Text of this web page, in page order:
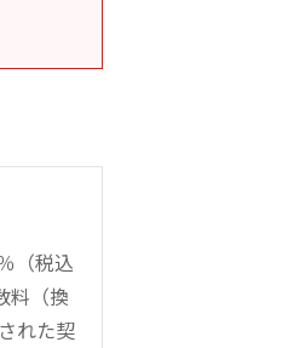
（税込
料（換
れた契